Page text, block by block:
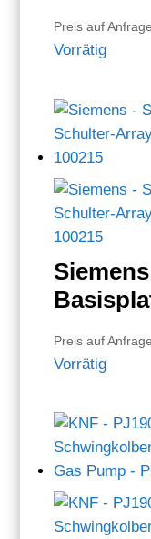
Preis auf Anfrage
Vorrätig
Preis auf Anfrage
Vorrätig